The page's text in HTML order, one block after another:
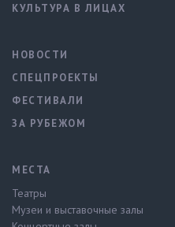
КУЛЬТУРА В ЛИЦАХ
НОВОСТИ
СПЕЦПРОЕКТЫ
ФЕСТИВАЛИ
ЗА РУБЕЖОМ
МЕСТА
Театры
Музеи и выставочные залы